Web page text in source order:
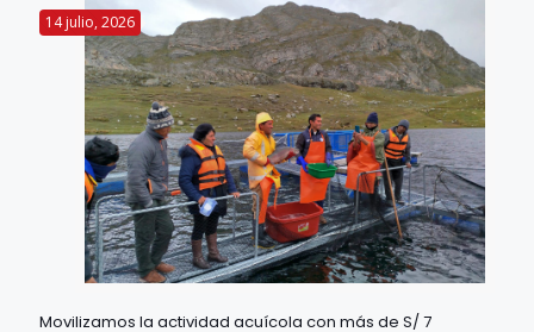
14 julio, 2026
Movilizamos la actividad acuícola con más de S/ 7